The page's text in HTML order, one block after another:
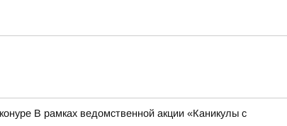
В рамках ведомственной акции «Каникулы с